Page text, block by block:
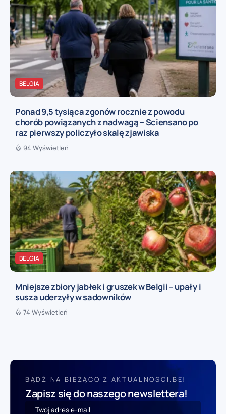
BELGIA
Ponad 9,5 tysiąca zgonów rocznie z powodu
chorób powiązanych z nadwagą – Sciensano po
raz pierwszy policzyło skalę zjawiska
94 Wyświetleń
BELGIA
Mniejsze zbiory jabłek i gruszek w Belgii – upały i
susza uderzyły w sadowników
74 Wyświetleń
BĄDŹ NA BIEŻĄCO Z AKTUALNOSCI.BE!
Zapisz się do naszego newslettera!